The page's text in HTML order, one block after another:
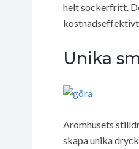
helt sockerfritt.
Unika
Aromhusets
skapa unika